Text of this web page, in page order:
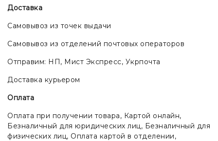
Доставка
Самовывоз из точек выдачи
Самовывоз из отделений почтовых операторов
Отправим: НП, Мист Экспресс, Укрпочта
Доставка курьером
Оплата
Оплата при получении товара, Картой онлайн,
Безналичный для юридических лиц, Безналичный для
физических лиц, Оплата картой в отделении,